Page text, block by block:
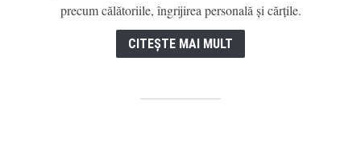
precum călătoriile, îngrijirea personală și cărțile.
CITEȘTE MAI MULT